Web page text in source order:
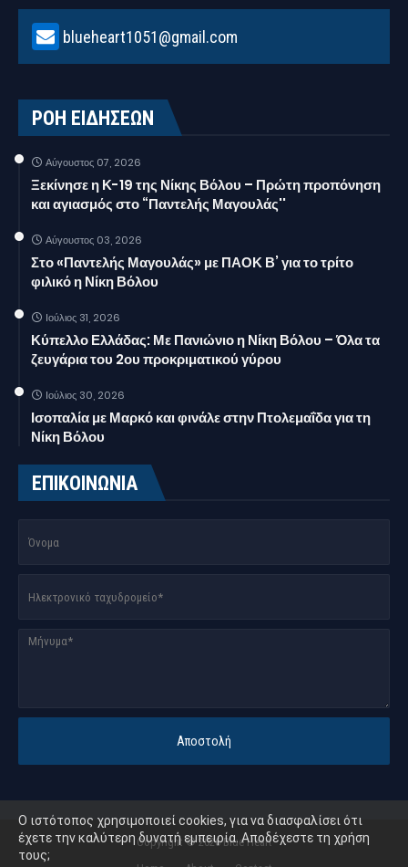
blueheart1051@gmail.com
ΡΟΗ ΕΙΔΗΣΕΩΝ
Αύγουστος 07, 2026
Ξεκίνησε η Κ-19 της Νίκης Βόλου – Πρώτη προπόνηση
και αγιασμός στο “Παντελής Μαγουλάς''
Αύγουστος 03, 2026
Στο «Παντελής Μαγουλάς» με ΠΑΟΚ Β’ για το τρίτο
φιλικό η Νίκη Βόλου
Ιούλιος 31, 2026
Κύπελλο Ελλάδας: Με Πανιώνιο η Νίκη Βόλου – Όλα τα
ζευγάρια του 2ου προκριματικού γύρου
Ιούλιος 30, 2026
Ισοπαλία με Μαρκό και φινάλε στην Πτολεμαΐδα για τη
Νίκη Βόλου
ΕΠΙΚΟΙΝΩΝΙΑ
Copyright ©2026Blue Heart
O ιστότοπος χρησιμοποιεί cookies, για να διασφαλίσει ότι
έχετε την καλύτερη δυνατή εμπειρία. Αποδέχεστε τη χρήση
τους;